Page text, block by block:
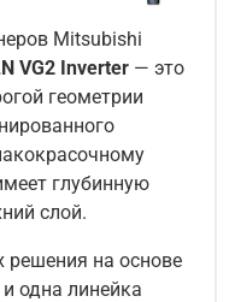
Mitsubishi
VG2 Inverter — это
геометрии
глубинную
слой.
решения на основе
одна линейка